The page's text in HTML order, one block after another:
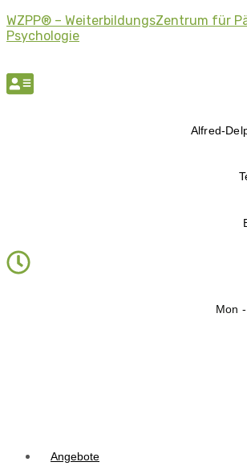
WZPP® – WeiterbildungsZentrum für
Psychologie
Alfred-
Mon
Angebote